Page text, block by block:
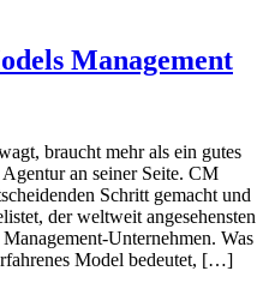
Management
braucht mehr als ein gutes
an seiner Seite. CM
Schritt gemacht und
der weltweit angesehensten
Unternehmen. Was
Model bedeutet, […]